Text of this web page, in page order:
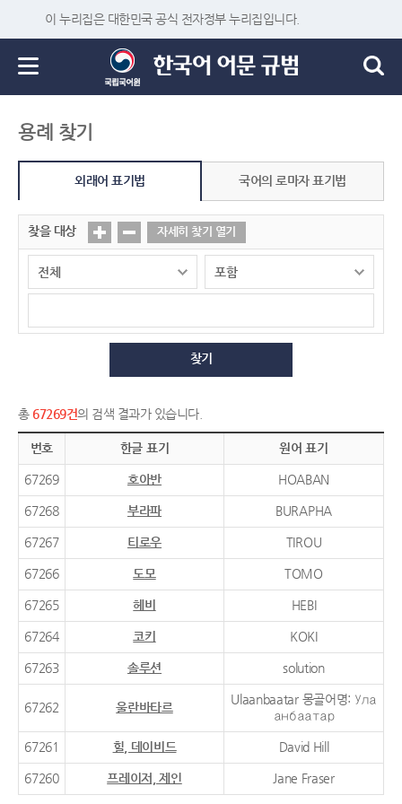
이 누리집은 대한민국 공식 전자정부 누리집입니다.
용례 찾기
외래어 표기법 국어의 로마자 표기법
찾을 대상 자세히 찾기 열기
찾기
총 67269건의 검색 결과가 있습니다.
번호 한글 표기 원어 표기
67269 호아반 HOABAN
67268 부라파 BURAPHA
67267 티로우 TIROU
67266 도모 TOMO
67265 헤비 HEBI
67264 코키 KOKI
67263 솔루션 solution
67262 울란바타르
Ulaanbaatar 몽골어명: Ула
анбаатар
67261 힐, 데이비드 David Hill
67260 프레이저, 제인 Jane Fraser